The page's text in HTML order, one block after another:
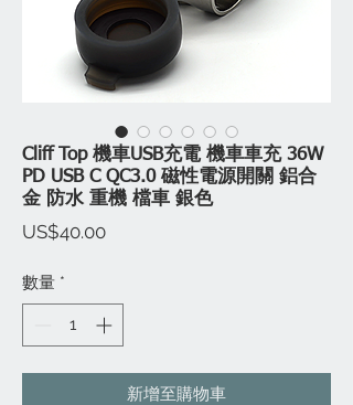
Cliff Top 機車USB充電 機車車充 36W
PD USB C QC3.0 磁性電源開關 鋁合
金 防水 重機 檔車 銀色
US$40.00價
數量 *
新增至購物車